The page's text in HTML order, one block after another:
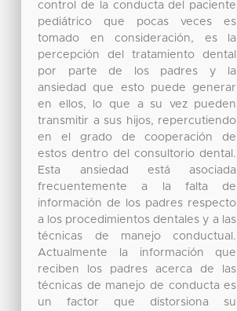
control de la conducta del paciente
pediátrico que pocas veces es
tomado en consideración, es la
percepción del tratamiento dental
por parte de los padres y la
ansiedad que esto puede generar
en ellos, lo que a su vez pueden
transmitir a sus hijos, repercutiendo
en el grado de cooperación de
estos dentro del consultorio dental.
Esta ansiedad está asociada
frecuentemente a la falta de
información de los padres respecto
a los procedimientos dentales y a las
técnicas de manejo conductual.
Actualmente la información que
reciben los padres acerca de las
técnicas de manejo de conducta es
un factor que distorsiona su